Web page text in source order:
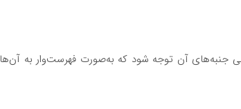
جنبه‌های آن توجه شود که به‌صورت فهرست‌وار به آن‌ها